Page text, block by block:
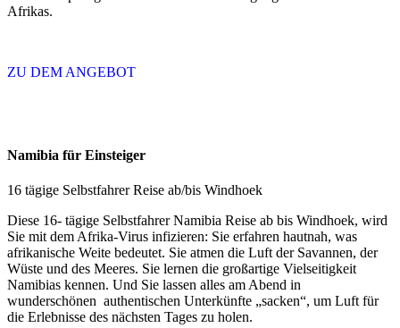
Afrikas.
ZU DEM ANGEBOT
Namibia für Einsteiger
16 tägige Selbstfahrer Reise ab/bis Windhoek
Diese 16- tägige Selbstfahrer Namibia Reise ab bis Windhoek, wird
Sie mit dem Afrika-Virus infizieren: Sie erfahren hautnah, was
afrikanische Weite bedeutet. Sie atmen die Luft der Savannen, der
Wüste und des Meeres. Sie lernen die großartige Vielseitigkeit
Namibias kennen. Und Sie lassen alles am Abend in
wunderschönen authentischen Unterkünfte „sacken“, um Luft für
die Erlebnisse des nächsten Tages zu holen.